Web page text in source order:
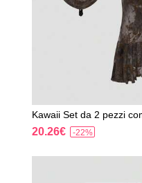
Kawaii Set da 2 pezzi
op con scollo a V
ollato, e gonna a sirena
20.26€ -22%